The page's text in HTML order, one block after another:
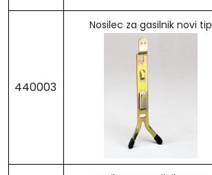
440003
Nosilec za gasilnik novi tip